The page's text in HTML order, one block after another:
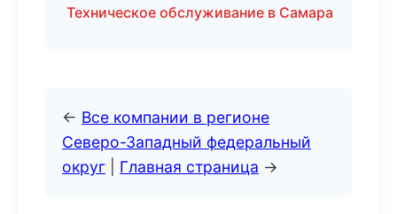
Техническое обслуживание в Самара
← Все компании в регионе
Северо-Западный федеральный
округ
Главная страница →